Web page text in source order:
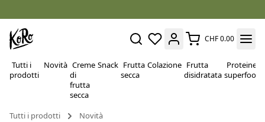
CHF 0.00
Tutti i
prodotti
Novità Creme
di
frutta
secca
Snack Frutta
secca
Colazione Frutta
disidratata
Proteine e
superfood
Tutti i prodotti Novità